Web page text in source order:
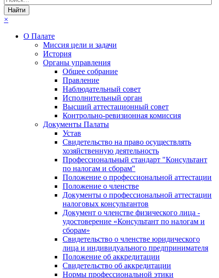
×
О Палате
Миссия цели и задачи
История
Органы управления
Общее собрание
Правление
Наблюдательный совет
Исполнительный орган
Высший аттестационный совет
Контрольно-ревизионная комиссия
Документы Палаты
Устав
Свидетельство на право осуществлять
хозяйственную деятельность
Профессиональный стандарт "Консультант
по налогам и сборам"
Положение о профессиональной аттестации
Положение о членстве
Документы о профессиональной аттестации
налоговых консультантов
Документ о членстве физического лица -
удостоверение «Консультант по налогам и
сборам»
Свидетельство о членстве юридического
лица и индивидуального предпринимателя
Положение об аккредитации
Свидетельство об аккредитации
Нормы профессиональной этики